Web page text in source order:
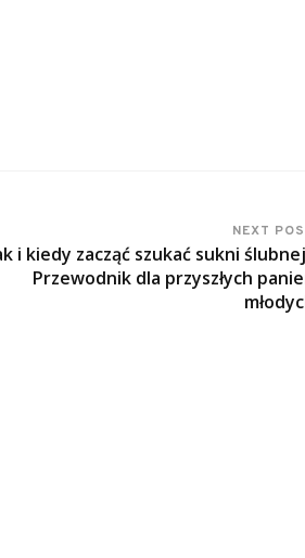
NEXT
i kiedy zacząć szukać sukni
Przewodnik dla przyszłych